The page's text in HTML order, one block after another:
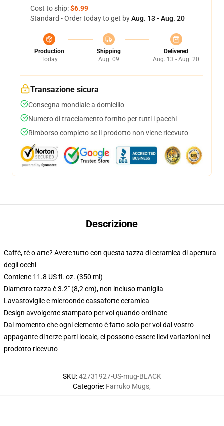
Cost to ship:$6.99
Standard - Order today to get byAug. 13 - Aug. 20
Production
Today
Shipping
Aug. 09
Delivered
Aug. 13 - Aug. 20
Transazione sicura
Consegna mondiale a domicilio
Numero di tracciamento fornito per tutti i pacchi
Rimborso completo se il prodotto non viene ricevuto
Descrizione
Caffè, tè o arte? Avere tutto con questa tazza di ceramica di apertura
degli occhi
Contiene 11.8 US fl. oz. (350 ml)
Diametro tazza è 3.2" (8,2 cm), non incluso maniglia
Lavastoviglie e microonde cassaforte ceramica
Design avvolgente stampato per voi quando ordinate
Dal momento che ogni elemento è fatto solo per voi dal vostro
appagante di terze parti locale, ci possono essere lievi variazioni nel
prodotto ricevuto
SKU:42731927-US-mug-BLACK
Categorie: Farruko Mugs,